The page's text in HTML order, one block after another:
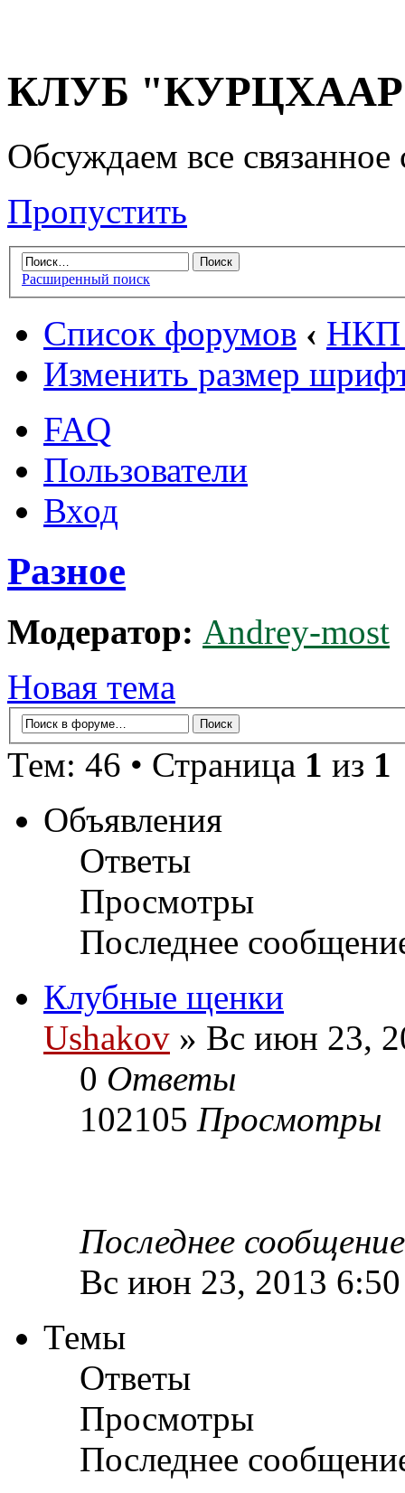
КЛУБ "КУРЦХААР"
Обсуждаем все
Пропустить
Расширенный поиск
Список форумов ‹ НКП
Изменить размер
FAQ
Пользователи
Вход
Разное
Модератор: Andrey-most
Новая тема
Тем: 46 • Страница 1 из 1
Объявления
Ответы
Просмотры
Последнее
Клубные щенки
Ushakov » Вс июн 23,
0 Ответы
102105 Просмотры
Последнее
Вс июн 23, 2013
Темы
Ответы
Просмотры
Последнее